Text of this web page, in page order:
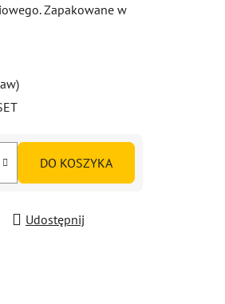
Zapakowane w
DO KOSZYKA
Udostępnij